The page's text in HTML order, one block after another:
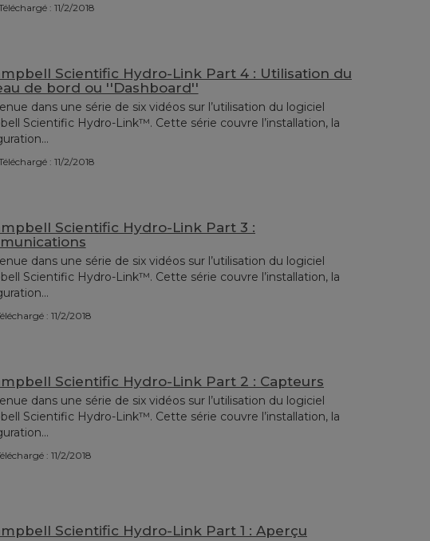
: 11/2/2018
Scientific Hydro-Link Part 4 : Utilisation du
de bord ou ''Dashboard''
dans une série de six vidéos sur l’utilisation du logiciel
Scientific Hydro-Link™. Cette série couvre l’installation, la
: 11/2/2018
Scientific Hydro-Link Part 3 :
dans une série de six vidéos sur l’utilisation du logiciel
Scientific Hydro-Link™. Cette série couvre l’installation, la
: 11/2/2018
Scientific Hydro-Link Part 2 : Capteurs
dans une série de six vidéos sur l’utilisation du logiciel
Scientific Hydro-Link™. Cette série couvre l’installation, la
: 11/2/2018
Scientific Hydro-Link Part 1 : Aperçu